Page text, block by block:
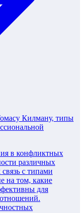
Килману, типы
в конфликтных
различных
с типами
на том, какие
для